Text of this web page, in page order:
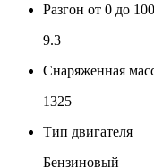
Разгон от 0 до
9.3
Снаряженная
1325
Тип двигателя
Бензиновый